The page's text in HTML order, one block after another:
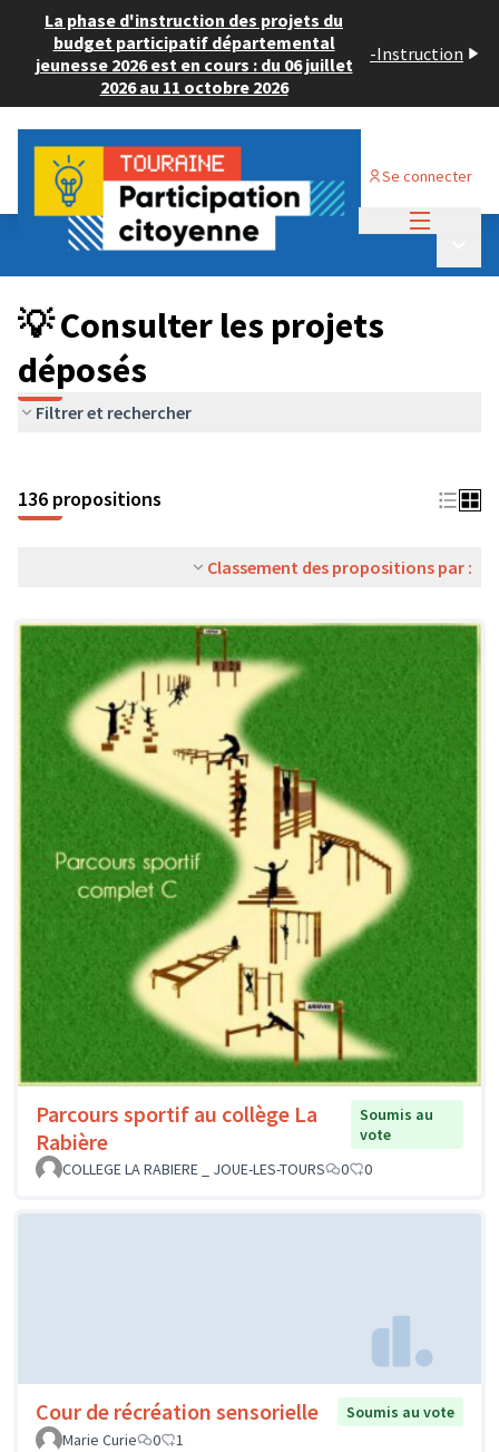
La phase d'instruction des projets du
budget participatif départemental
jeunesse 2026 est en cours : du 06 juillet
2026 au 11 octobre 2026
-Instruction
Se connecter
Budget Participatif JEUNESSE 2024
💡 Consulter les projets déposés
💡 Consulter les projets
déposés
Filtrer et rechercher
136 propositions
Classement des propositions par :
Parcours sportif au collège La
Rabière
Soumis au
vote
COLLEGE LA RABIERE _ JOUE-LES-TOURS
0 0
Cour de récréation sensorielle
Soumis au vote
Marie Curie
0 1